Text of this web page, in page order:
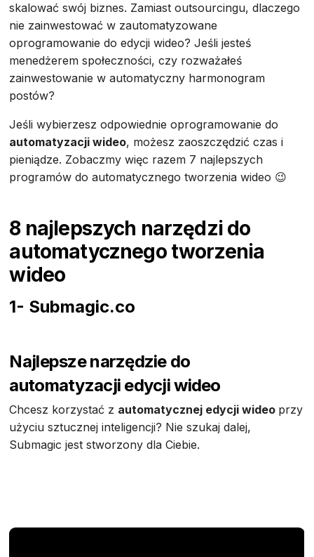
skalować swój biznes. Zamiast outsourcingu, dlaczego
nie zainwestować w zautomatyzowane
oprogramowanie do edycji wideo? Jeśli jesteś
menedżerem społeczności, czy rozważałeś
zainwestowanie w automatyczny harmonogram
postów?
Jeśli wybierzesz odpowiednie oprogramowanie do
automatyzacji wideo, możesz zaoszczędzić czas i
pieniądze. Zobaczmy więc razem 7 najlepszych
programów do automatycznego tworzenia wideo 😉
8 najlepszych narzędzi do
automatycznego tworzenia
wideo
1- Submagic.co
Najlepsze narzędzie do
automatyzacji edycji wideo
Chcesz korzystać z automatycznej edycji wideo przy
użyciu sztucznej inteligencji? Nie szukaj dalej,
Submagic jest stworzony dla Ciebie.